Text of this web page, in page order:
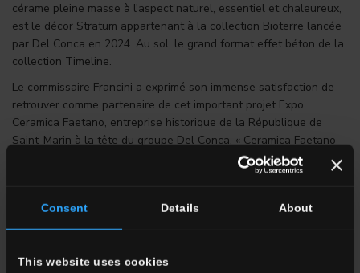
Consent Details About
This website uses cookies
cérame pleine masse à l'aspect naturel, essentiel et chaleureux,
est le décor Stratum appartenant à la collection Bioterre lancée
par Del Conca en 2024. Au sol, le grand format effet béton de la
collection Timeline.
Le commissaire Francini a exprimé son immense satisfaction de
retrouver comme partenaire de cet important projet Expo
Ceramica Faetano, entreprise historique de la République de
Saint-Marin à la tête du groupe Del Conca. « Ceramica Faetano
et les matériaux de Del Conca nous accompagneront dans cette
Le président de Ceramica Faetano, Paolo Mularoni, déclare : «
confrontation entre les peuples. En faire partie est pour nous